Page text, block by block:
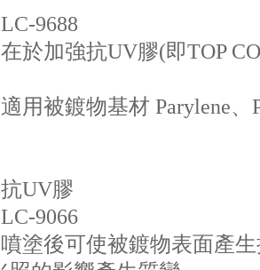
9688
於加強抗UV膠(即TOP
基材 Parylene、
UV膠
9066
塗後可使被鍍物表面產